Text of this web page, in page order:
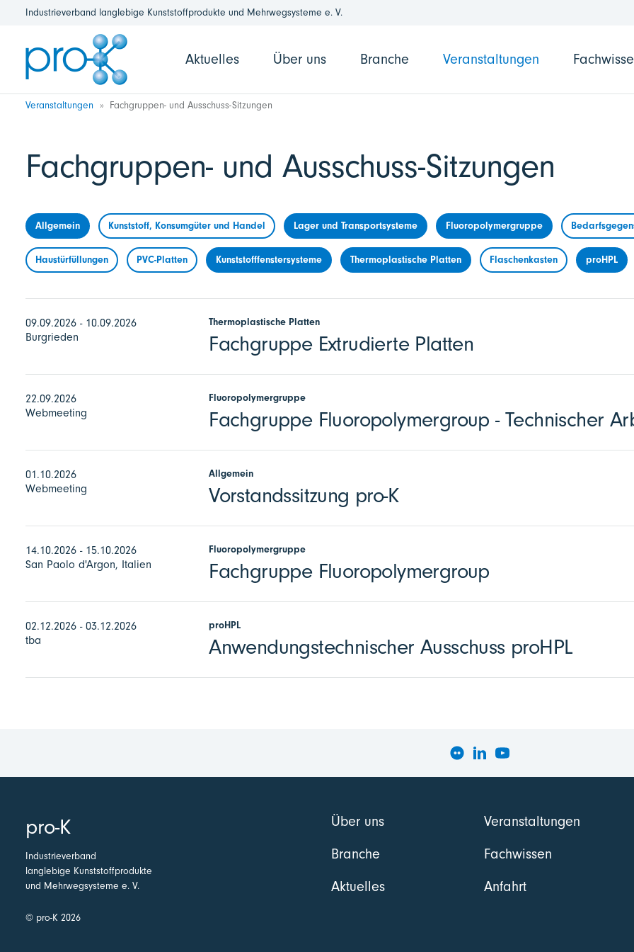
Industrieverband langlebige Kunststoffprodukte und Mehrwegsysteme e. V.
Aktuelles Über uns Branche Veranstaltungen
Veranstaltungen Fachgruppen- und Ausschuss-Sitzungen
Fachgruppen- und Ausschuss-Sitzungen
Allgemein Kunststoff, Konsumgüter und Handel Lager und Transportsysteme Fluoropolymergruppe
Haustürfüllungen PVC-Platten Kunststofffenstersysteme Thermoplastische Platten Flaschenkasten proHPL
09.09.2026 - 10.09.2026
Burgrieden
Thermoplastische Platten
Fachgruppe Extrudierte Platten
22.09.2026
Webmeeting
Fluoropolymergruppe
Fachgruppe Fluoropolymergroup - Technischer
01.10.2026
Webmeeting
Allgemein
Vorstandssitzung pro-K
14.10.2026 - 15.10.2026
San Paolo d'Argon, Italien
Fluoropolymergruppe
Fachgruppe Fluoropolymergroup
02.12.2026 - 03.12.2026
tba
proHPL
Anwendungstechnischer Ausschuss proHPL
pro-K
Industrieverband
langlebige Kunststoffprodukte
und Mehrwegsysteme e. V.
© pro-K 2026
Über uns
Branche
Aktuelles
Veranstaltungen
Fachwissen
Anfahrt